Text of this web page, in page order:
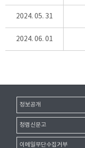
2024. 05. 31
2024. 06. 01
정보공개
청렴신문고
이메일무단수집거부